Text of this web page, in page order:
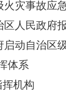
灾事故应
人民政府
动自治区
体系
机构